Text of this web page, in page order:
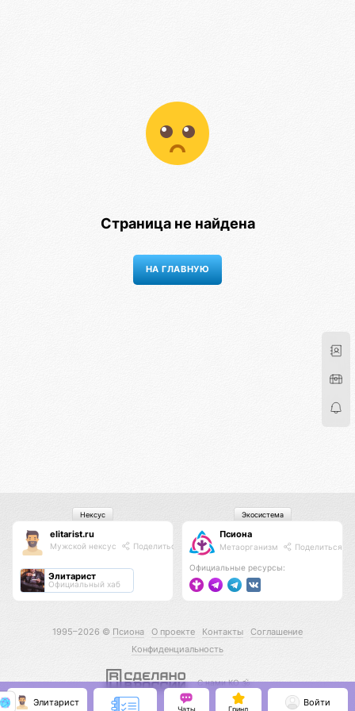
Страница не найдена
НА ГЛАВНУЮ
elitarist.ru
Мужской нексус Поделиться
Элитарист
Официальный хаб
Нексус
Псиона
Метаорганизм Поделиться
Официальные ресурсы:
Экосистема
1995–2026 © Псиона О проекте Контакты
Соглашение
Конфиденциальность
С нами КО 🕉️
Элитарист
Чаты Гринд
Войти